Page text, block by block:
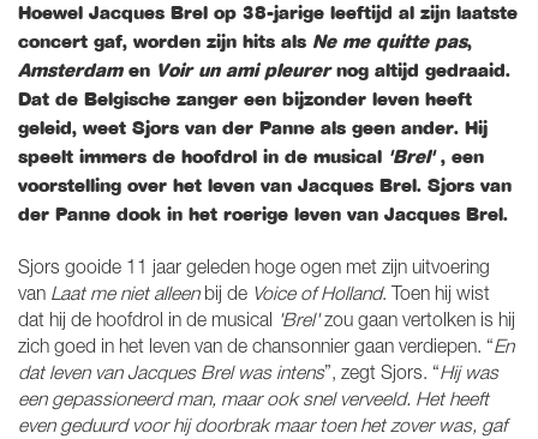
Hoewel Jacques Brel op 38-jarige leeftijd al zijn laatste
concert gaf, worden zijn hits als Ne me quitte pas,
Amsterdamen Voir un ami pleurernog altijd gedraaid.
Dat de Belgische zanger een bijzonder leven heeft
geleid, weet Sjors van der Panne als geen ander. Hij
speelt immers de hoofdrol in de musical 'Brel', een
voorstelling over het leven van Jacques Brel. Sjors van
der Panne dook in het roerige leven van Jacques Brel.
Sjors gooide 11 jaar geleden hoge ogen met zijn uitvoering
van Laat me niet alleenbij de Voice of Holland. Toen hij wist
dat hij de hoofdrol in de musical 'Brel'zou gaan vertolken is hij
zich goed in het leven van de chansonnier gaan verdiepen. “En
dat leven van Jacques Brel was intens”, zegt Sjors. “Hij was
een gepassioneerd man, maar ook snel verveeld. Het heeft
even geduurd voor hij doorbrak maar toen het zover was, gaf